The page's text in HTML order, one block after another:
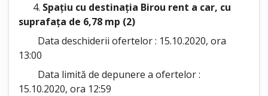
4. Spațiu cu destinația Birou rent a car, cu
suprafața de 6,78 mp (2)
Data deschiderii ofertelor : 15.10.2020, ora
13:00
Data limită de depunere a ofertelor :
15.10.2020, ora 12:59